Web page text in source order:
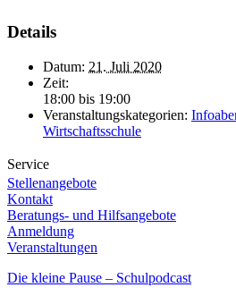
Details
Datum: 21. Juli 2020
Zeit:
18:00 bis 19:00
Veranstaltungskategorien:
Wirtschaftsschule
Service
Stellenangebote
Kontakt
Beratungs- und Hilfsangebote
Anmeldung
Veranstaltungen
Die kleine Pause – Schulpodcast